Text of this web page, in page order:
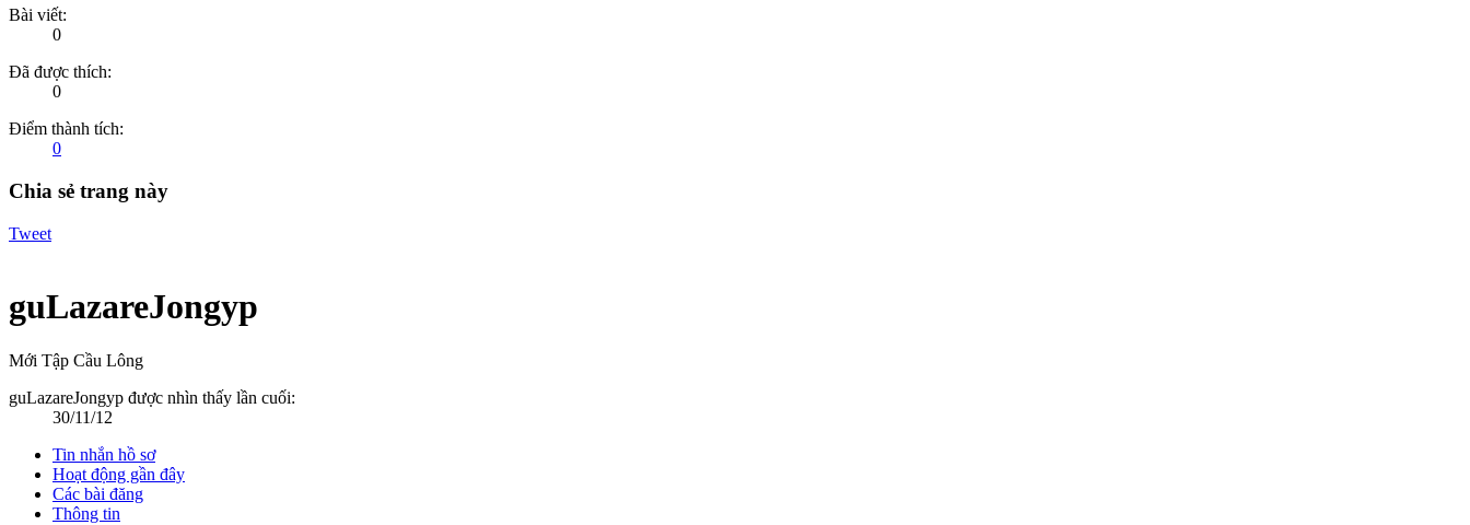
Bài viết:
0
Đã được thích:
0
Điểm thành tích:
0
Chia sẻ trang này
Tweet
guLazareJongyp
Mới Tập Cầu Lông
guLazareJongyp được nhìn thấy lần cuối:
30/11/12
Tin nhắn hồ sơ
Hoạt động gần đây
Các bài đăng
Thông tin